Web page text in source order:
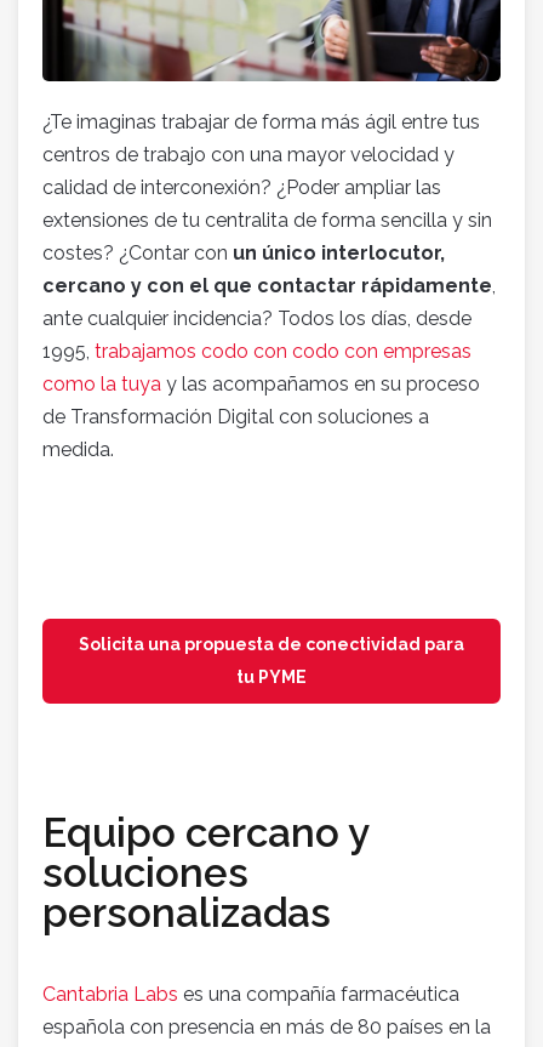
¿Te imaginas trabajar de forma más ágil entre tus
centros de trabajo con una mayor velocidad y
calidad de interconexión? ¿Poder ampliar las
extensiones de tu centralita de forma sencilla y sin
costes? ¿Contar con un único interlocutor,
cercano y con el que contactar rápidamente,
ante cualquier incidencia? Todos los días, desde
1995, trabajamos codo con codo con empresas
como la tuya y las acompañamos en su proceso
de Transformación Digital con soluciones a
medida.
Solicita una propuesta de conectividad para
tu PYME
Equipo cercano y
soluciones
personalizadas
Cantabria Labs es una compañía farmacéutica
española con presencia en más de 80 países en la